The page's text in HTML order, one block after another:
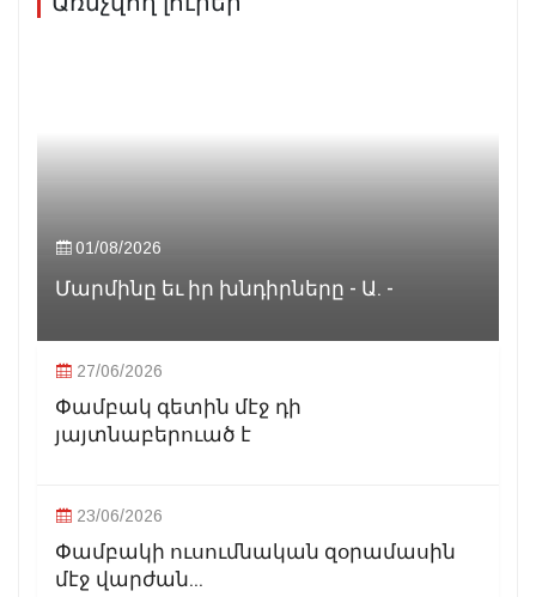
01/08/2026
Մարմինը եւ իր խնդիրները - Ա. -
27/06/2026
Փամբակ գետին մէջ դի
յայտնաբերուած է
23/06/2026
Փամբակի ուսումնական զօրամասին
մէջ վարժան...